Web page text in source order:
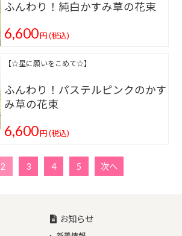
ふんわり！純白かすみ草の花束
6,600円(税込)
【☆星に願いをこめて☆】
ふんわり！パステルピンクのかす
み草の花束
6,600円(税込)
2 3 4 5 次へ
お知らせ